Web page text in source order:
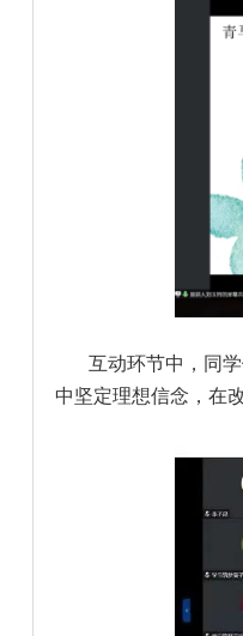
互动环节中，同
中坚定理想信念，在